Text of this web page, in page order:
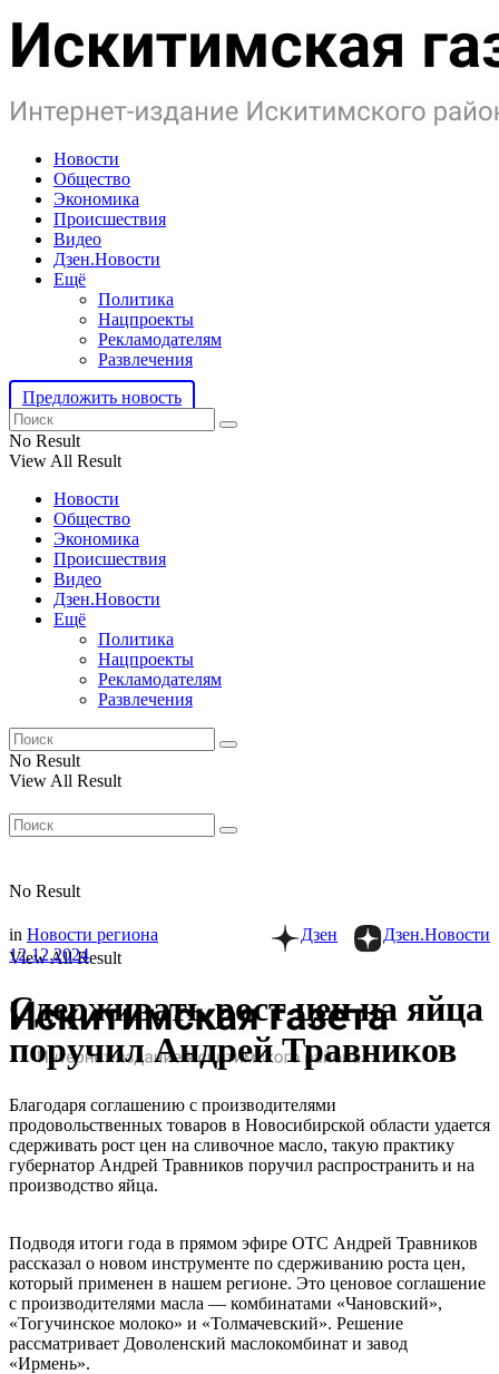
Новости
Общество
Экономика
Происшествия
Видео
Дзен.Новости
Ещё
Политика
Нацпроекты
Рекламодателям
Развлечения
Предложить новость
No Result
View All Result
Новости
Общество
Экономика
Происшествия
Видео
Дзен.Новости
Ещё
Политика
Нацпроекты
Рекламодателям
Развлечения
No Result
View All Result
No Result
View All Result
Дзен.Новости
Дзен
in Новости региона
12.12.2024
Сдерживать рост цен на яйца
поручил Андрей Травников
Благодаря соглашению с производителями
продовольственных товаров в Новосибирской области удается
сдерживать рост цен на сливочное масло, такую практику
губернатор Андрей Травников поручил распространить и на
производство яйца.
Подводя итоги года в прямом эфире ОТС Андрей Травников
рассказал о новом инструменте по сдерживанию роста цен,
который применен в нашем регионе. Это ценовое соглашение
с производителями масла — комбинатами «Чановский»,
«Тогучинское молоко» и «Толмачевский». Решение
рассматривает Доволенский маслокомбинат и завод
«Ирмень».